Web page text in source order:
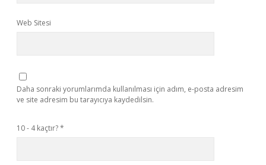
Web Sitesi
Daha sonraki yorumlarımda kullanılması için adım, e-posta adresim
ve site adresim bu tarayıcıya kaydedilsin.
10 - 4 kaçtır?*